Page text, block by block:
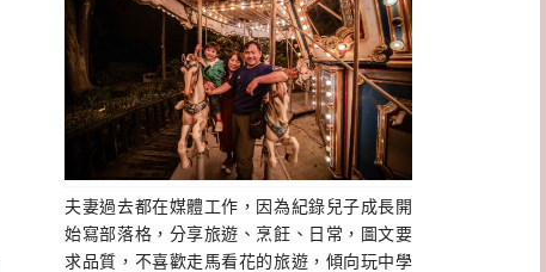
夫妻過去都在媒體工作，因為紀錄兒子成長開
始寫部落格，分享旅遊、烹飪、日常，圖文要
求品質，不喜歡走馬看花的旅遊，傾向玩中學